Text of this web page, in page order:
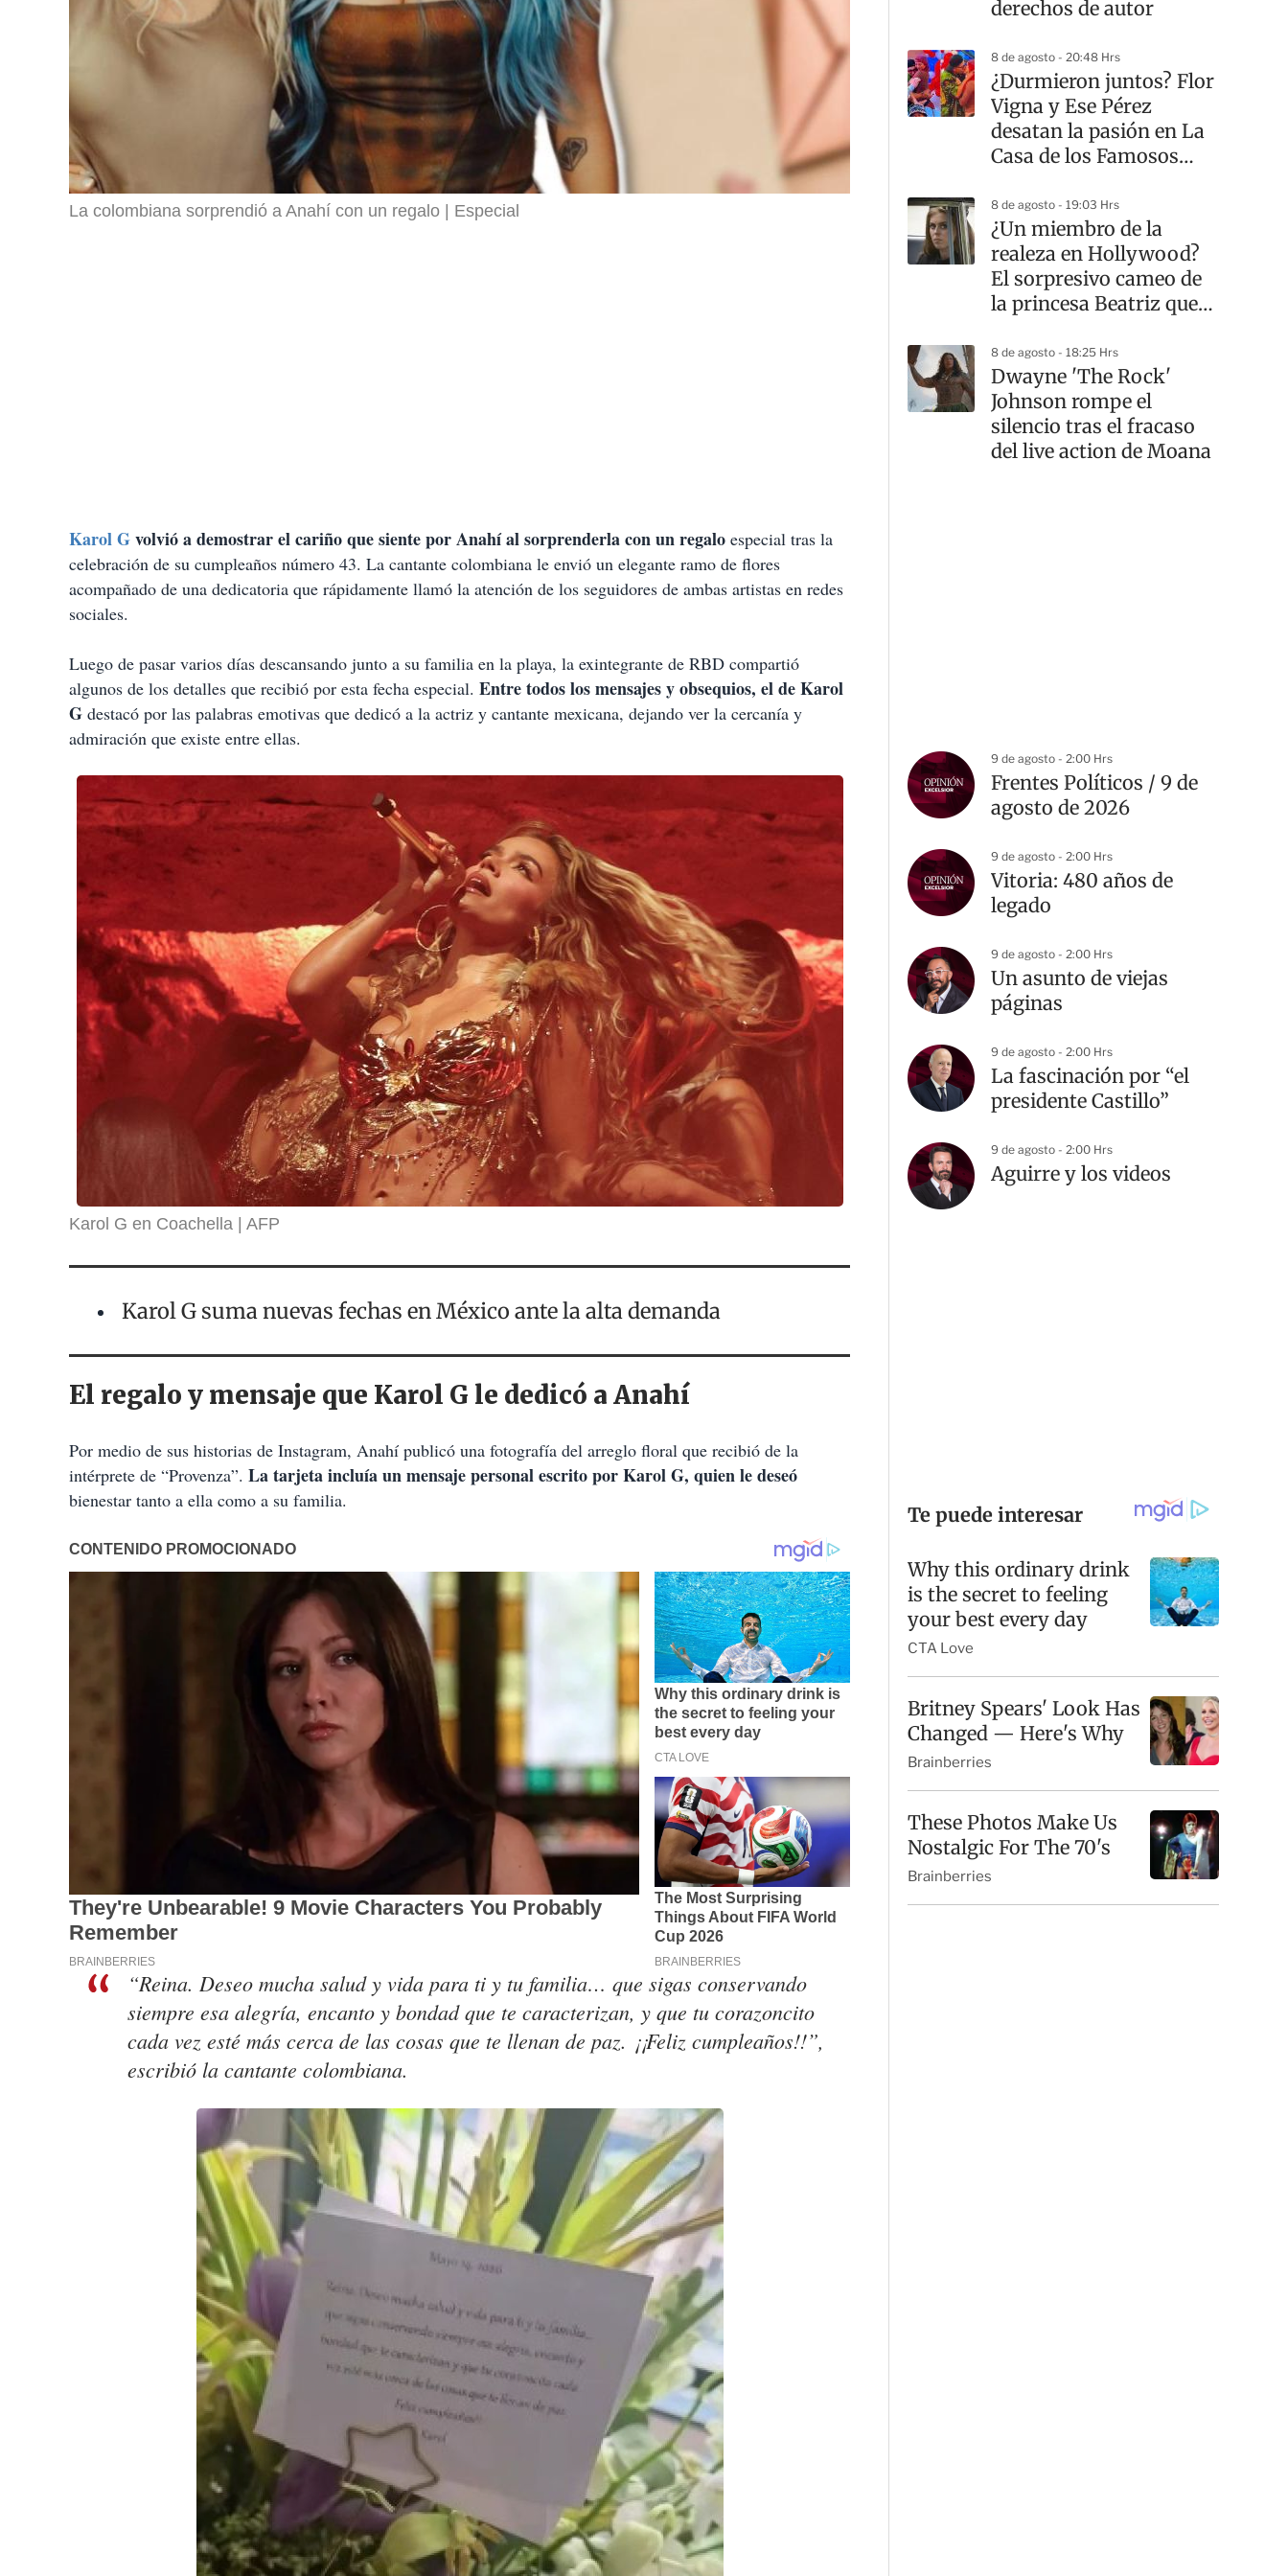
La colombiana sorprendió a Anahí con un regalo Especial
Karol Gvolvió a demostrar el cariño que siente por Anahí al sorprenderla con un regalo especial tras la
celebración de su cumpleaños número 43. La cantante colombiana le envió un elegante ramo de flores
acompañado de una dedicatoria que rápidamente llamó la atención de los seguidores de ambas artistas en redes
sociales.
Luego de pasar varios días descansando junto a su familia en la playa, la exintegrante de RBD compartió
algunos de los detalles que recibió por esta fecha especial. Entre todos los mensajes y obsequios, el de Karol
G destacó por las palabras emotivas que dedicó a la actriz y cantante mexicana, dejando ver la cercanía y
admiración que existe entre ellas.
Karol G en Coachella AFP
Karol G suma nuevas fechas en México ante la alta demanda
El regalo y mensaje que Karol G le dedicó a Anahí
Por medio de sus historias de Instagram, Anahí publicó una fotografía del arreglo floral que recibió de la
intérprete de “Provenza”. La tarjeta incluía un mensaje personal escrito por Karol G, quien le deseó
bienestar tanto a ella como a su familia.
“Reina. Deseo mucha salud y vida para ti y tu familia… que sigas conservando
siempre esa alegría, encanto y bondad que te caracterizan, y que tu corazoncito
cada vez esté más cerca de las cosas que te llenan de paz. ¡¡Feliz cumpleaños!!”,
escribió la cantante colombiana.
derechos de autor
8 de agosto - 20:48 Hrs
¿Durmieron juntos? Flor
Vigna y Ese Pérez
desatan la pasión en La
Casa de los Famosos
8 de agosto - 19:03 Hrs
¿Un miembro de la
realeza en Hollywood?
El sorpresivo cameo de
la princesa Beatriz que
8 de agosto - 18:25 Hrs
Dwayne 'The Rock'
Johnson rompe el
silencio tras el fracaso
del live action de Moana
9 de agosto - 2:00 Hrs
Frentes Políticos / 9 de
agosto de 2026
9 de agosto - 2:00 Hrs
Vitoria: 480 años de
legado
9 de agosto - 2:00 Hrs
Un asunto de viejas
páginas
9 de agosto - 2:00 Hrs
La fascinación por “el
presidente Castillo”
9 de agosto - 2:00 Hrs
Aguirre y los videos